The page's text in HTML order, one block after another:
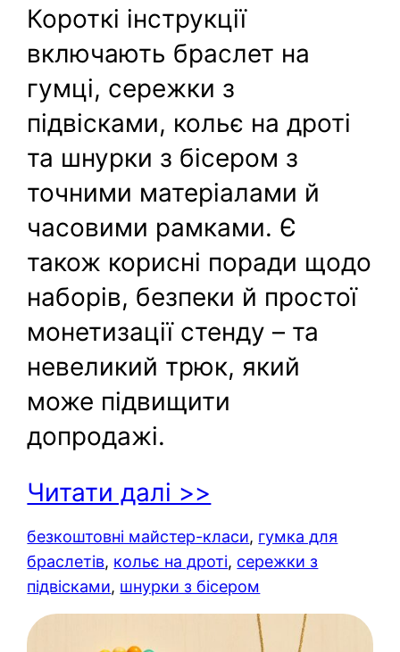
Короткі інструкції
включають браслет на
гумці, сережки з
підвісками, кольє на дроті
та шнурки з бісером з
точними матеріалами й
часовими рамками. Є
також корисні поради щодо
наборів, безпеки й простої
монетизації стенду – та
невеликий трюк, який
може підвищити
допродажі.
Читати далі >>
безкоштовні майстер-класи, гумка для
браслетів, кольє на дроті, сережки з
підвісками, шнурки з бісером